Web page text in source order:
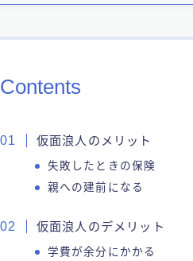
Contents
仮面浪人のメリット
失敗したときの保険
親への建前になる
仮面浪人のデメリット
学費が余分にかかる